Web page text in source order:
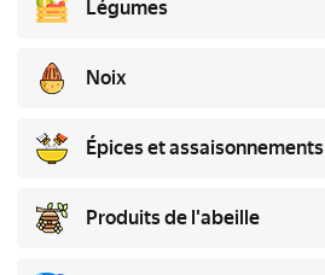
Légumes
Noix
Épices et assaisonnements
Produits de l'abeille